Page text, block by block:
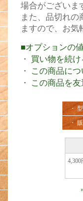
場合がございま
また、品切れ
ますので、お気
■オプションの
・ 買い物を続け
・
この商品に
・
この商品を
・
・
4,300